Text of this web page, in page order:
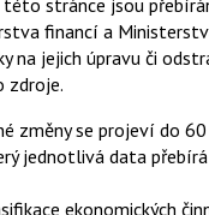
financí a
na jejich úpravu či
zdroje.
změny se projeví do
jednotlivá data
ekonomických